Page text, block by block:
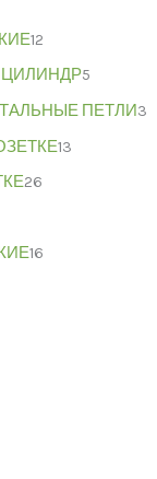
12
ЦИЛИНДР5
ПЕТЛИ3
13
26
16